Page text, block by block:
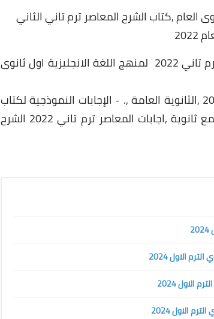
العام ,كتاب الشرحالمعاصر ترم تاني الثاني
- التنزيل والتحميل المباشر لكل اجابات كتاب الشرح المعاصر ترم تاني 2022 لمنهج اللغة الانجليزية اول ثانوى
اجابات الشرح المعاصر ترم تاني 2022 لطلاب 2 ث ترم تاني 2022 ,الثانوية العامة ,. - الإجابات النموذجية لكتاب
الشرح سنيورSenior اول ثانوى ترم اول عام 2021 ,موقع مجتمع ثانوية ,اجابات المعاصر ترم تاني 2022 الشرح